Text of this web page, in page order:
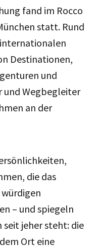
fand im Rocco
statt. Rund
internationalen
Destinationen,
und
und Wegbegleiter
an der
die das
– und spiegeln
seit jeher steht: die
Ort eine